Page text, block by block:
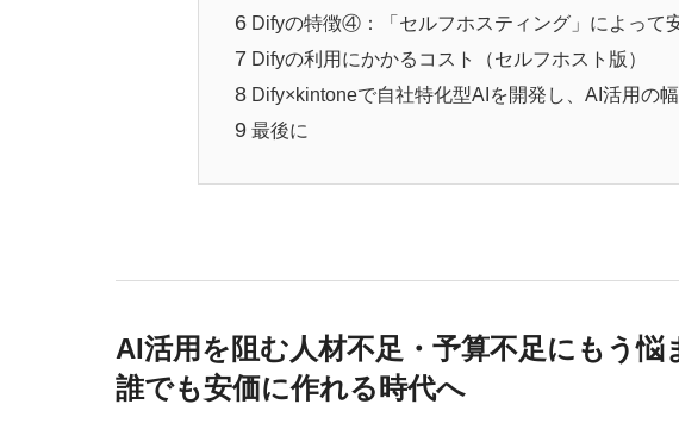
6 Difyの特徴④：「セルフホスティング」によって
7 Difyの利用にかかるコスト（セルフホスト版）
8 Dify×kintoneで自社特化型AIを開発し、AI活用の
9 最後に
AI活用を阻む人材不足・予算不足にもう
誰でも安価に作れる時代へ